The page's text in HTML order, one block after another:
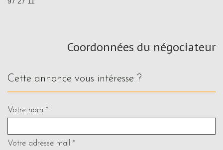
Coordonnées du négociateur
cette annonce vous intéresse ?
Votre nom *
Votre adresse mail *